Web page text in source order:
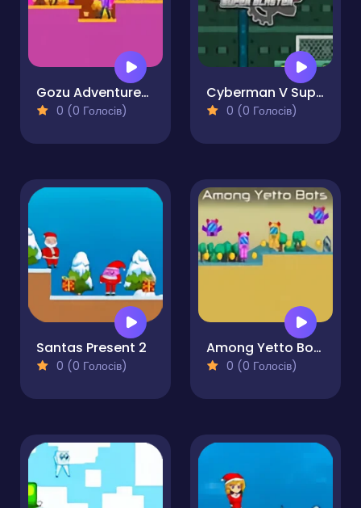
Gozu Adventures 2
0 (0 Голосів)
Cyberman V Super Blaster
0 (0 Голосів)
Santas Present 2
0 (0 Голосів)
Among Yetto Bots
0 (0 Голосів)